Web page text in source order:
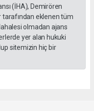
(İHA), Demirören
tarafından eklenen tüm
olmadan ajans
yer alan hukuki
sitemizin hiç bir